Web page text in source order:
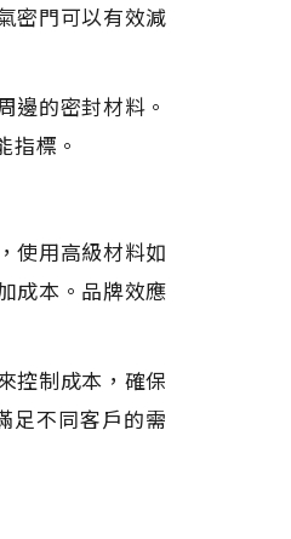
密門可以有效減
邊的密封材料。
指標。
使用高級材料如
成本。品牌效應
控制成本，確保
足不同客戶的需